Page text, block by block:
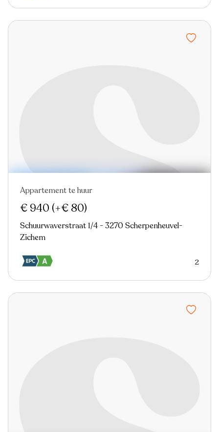
Appartement te huur
€ 940 (+€ 80)
Schuurwaverstraat 1/4 - 3270 Scherpenheuvel-
Zichem
2